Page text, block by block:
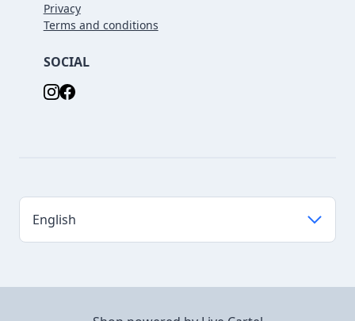
Privacy
Terms and conditions
SOCIAL